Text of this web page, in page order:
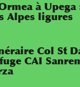
à
Alpes ligures
Col St
CAI